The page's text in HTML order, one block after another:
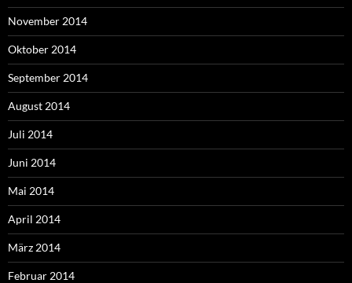
November 2014
Oktober 2014
September 2014
August 2014
Juli 2014
Juni 2014
Mai 2014
April 2014
März 2014
Februar 2014